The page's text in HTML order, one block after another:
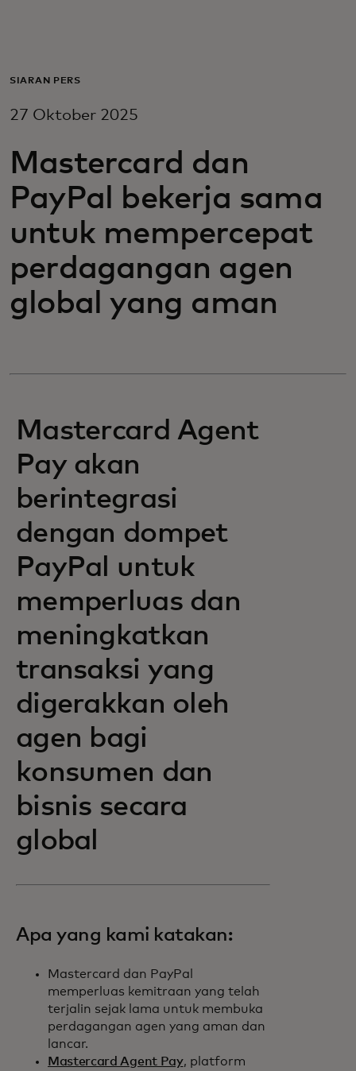
Untuk bisnis
Untuk inovator
Berita dan tren
SIARAN PERS
27 Oktober 2025
Mastercard dan
PayPal bekerja sama
untuk mempercepat
perdagangan agen
global yang aman
Mastercard Agent
Pay akan
berintegrasi
dengan dompet
PayPal untuk
memperluas dan
meningkatkan
transaksi yang
digerakkan oleh
agen bagi
konsumen dan
bisnis secara
global
Apa yang kami katakan:
Mastercard dan PayPal
memperluas kemitraan yang telah
terjalin sejak lama untuk membuka
perdagangan agen yang aman dan
lancar.
Mastercard Agent Pay, platform